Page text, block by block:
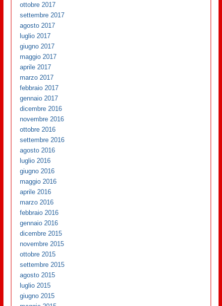
ottobre 2017
settembre 2017
agosto 2017
luglio 2017
giugno 2017
maggio 2017
aprile 2017
marzo 2017
febbraio 2017
gennaio 2017
dicembre 2016
novembre 2016
ottobre 2016
settembre 2016
agosto 2016
luglio 2016
giugno 2016
maggio 2016
aprile 2016
marzo 2016
febbraio 2016
gennaio 2016
dicembre 2015
novembre 2015
ottobre 2015
settembre 2015
agosto 2015
luglio 2015
giugno 2015